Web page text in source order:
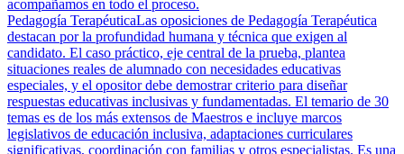
acompañamos en todo el proceso.
Pedagogía TerapéuticaLas oposiciones de Pedagogía Terapéutica
destacan por la profundidad humana y técnica que exigen al
candidato. El caso práctico, eje central de la prueba, plantea
situaciones reales de alumnado con necesidades educativas
especiales, y el opositor debe demostrar criterio para diseñar
respuestas educativas inclusivas y fundamentadas. El temario de 30
temas es de los más extensos de Maestros e incluye marcos
legislativos de educación inclusiva, adaptaciones curriculares
significativas, coordinación con familias y otros especialistas. Es una